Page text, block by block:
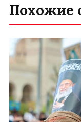
Похожие